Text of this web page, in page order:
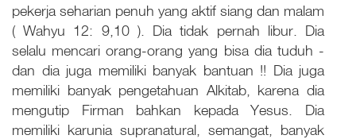
pekerja seharian penuh yang aktif siang dan malam
( Wahyu 12: 9,10 ). Dia tidak pernah libur. Dia
selalu mencari orang-orang yang bisa dia tuduh -
dan dia juga memiliki banyak bantuan !! Dia juga
memiliki banyak pengetahuan Alkitab, karena dia
mengutip Firman bahkan kepada Yesus. Dia
memiliki karunia supranatural, semangat, banyak